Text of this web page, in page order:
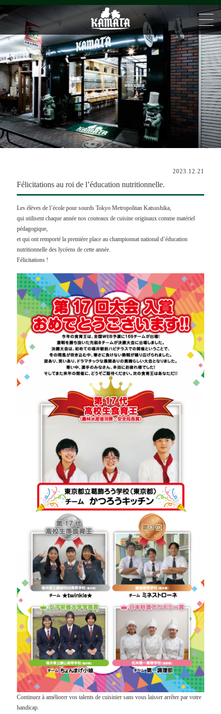
2023.12.21
Félicitations au roi de l’éducation nutritionnelle.
Les élèves de l’école pour sourds Tokyo Metropolitan Katsushika,
qui utilisent chaque année nos couteaux de cuisine originaux comme matériel
pédagogique,
et qui ont remporté la première place au championnat national d’éducation
nutritionnelle des lycéens de cette année.
Félicitations !
Continuez à améliorer vos talents de cuisinier sans vous laisser arrêter par votre
handicap.